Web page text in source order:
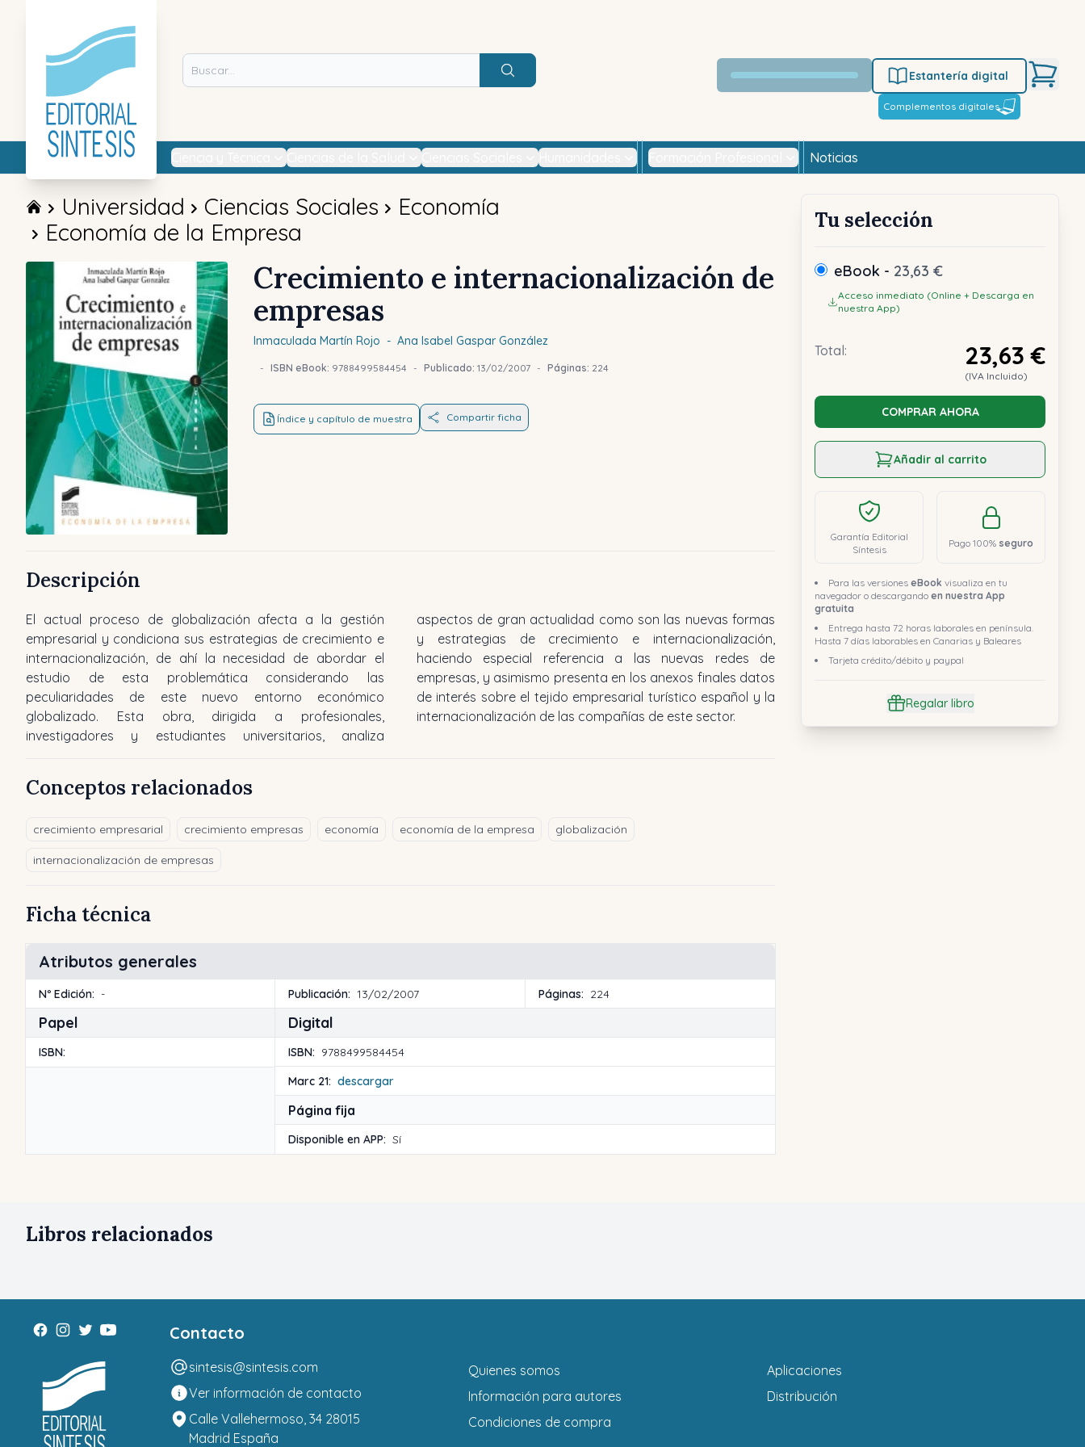
Buscar
Estantería digital
Complementos digitales
Noticias
Universidad Ciencias Sociales
Economía
Economía de la Empresa
Crecimiento e internacionalización de
empresas
Inmaculada Martín Rojo - Ana Isabel Gaspar González
- ISBN eBook: 9788499584454 - Publicado: 13/02/2007 - Páginas: 224
Índice y capítulo de muestra Compartir ficha
Tu selección
eBook - 23,63 €
Acceso inmediato (Online + Descarga en
nuestra App)
Total: 23,63 €
(IVA Incluido)
COMPRAR AHORA
Añadir al carrito
Garantía Editorial
Síntesis
Pago 100% seguro
Para las versiones eBook visualiza en tu
navegador o descargando en nuestra App
gratuita
Entrega hasta 72 horas laborales en península.
Hasta 7 días laborables en Canarias y Baleares
Tarjeta crédito/débito y paypal
Regalar libro
Descripción
El actual proceso de globalización afecta a la gestión
empresarial y condiciona sus estrategias de crecimiento e
internacionalización, de ahí la necesidad de abordar el
estudio de esta problemática considerando las
peculiaridades de este nuevo entorno económico
globalizado. Esta obra, dirigida a profesionales,
investigadores y estudiantes universitarios, analiza
aspectos de gran actualidad como son las nuevas formas
y estrategias de crecimiento e internacionalización,
haciendo especial referencia a las nuevas redes de
empresas, y asimismo presenta en los anexos finales datos
de interés sobre el tejido empresarial turístico español y la
internacionalización de las compañías de este sector.
Conceptos relacionados
crecimiento empresarial crecimiento empresas economía economía de la empresa globalización
internacionalización de empresas
Ficha técnica
Atributos generales
Nº Edición: - Publicación: 13/02/2007 Páginas: 224
Papel
ISBN:
Digital
ISBN: 9788499584454
Marc 21: descargar
Página fija
Disponible en APP: Sí
Libros relacionados
Contacto
sintesis@sintesis.com
Ver información de contacto
Calle Vallehermoso, 34 28015
Madrid España
Quienes somos
Información para autores
Condiciones de compra
Aplicaciones
Distribución